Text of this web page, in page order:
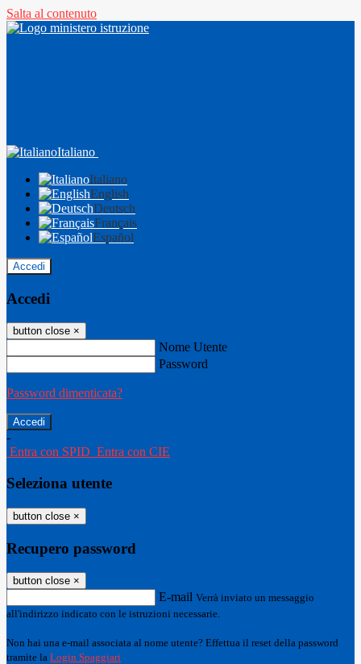
Salta al contenuto
Italiano
Italiano
English
Deutsch
Français
Español
Accedi
Accedi
button close ×
Nome Utente
Password
Password dimenticata?
-
Entra con SPID Entra con CIE
Seleziona utente
button close ×
Recupero password
button close ×
E-mail Verrà inviato un messaggio
all'indirizzo indicato con le istruzioni necessarie.
Non hai una e-mail associata al nome utente? Effettua il reset della password
tramite la Login Spaggiari